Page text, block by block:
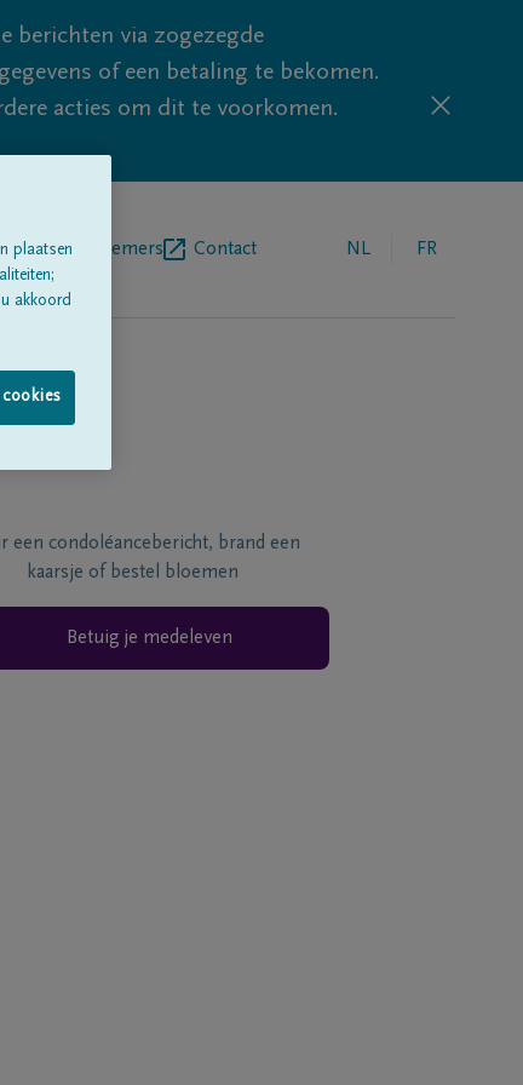
berichten via zogezegde
of een betaling te bekomen.
acties om dit te voorkomen.
Contact NL FR
een condoléancebericht, brand een
kaarsje of bestel bloemen
Betuig je medeleven
plaatsen
akkoord